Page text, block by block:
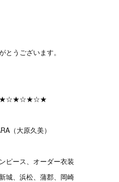
とうございます。
（大原久美）
ピース、オーダー衣装
城、浜松、蒲郡、岡崎